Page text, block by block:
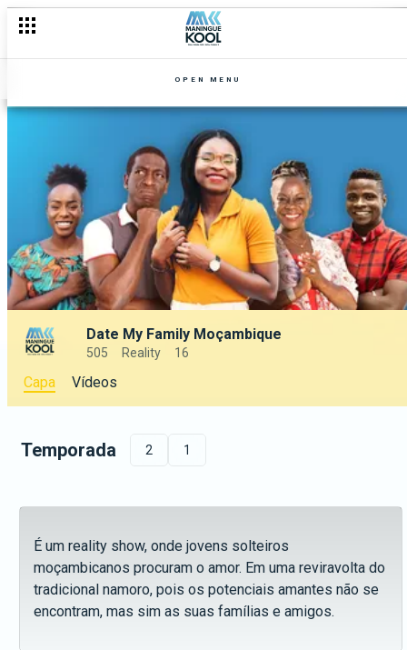
OPEN MENU
Date My Family Moçambique
505 Reality 16
Capa Vídeos
Temporada 2 1
É um reality show, onde jovens solteiros
moçambicanos procuram o amor. Em uma reviravolta do
tradicional namoro, pois os potenciais amantes não se
encontram, mas sim as suas famílias e amigos.